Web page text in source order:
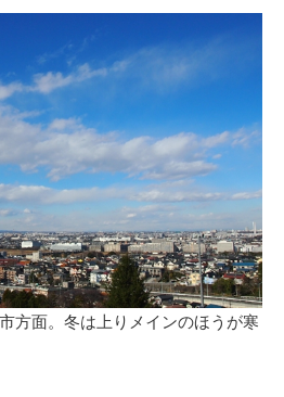
方面。冬は上りメインのほうが寒